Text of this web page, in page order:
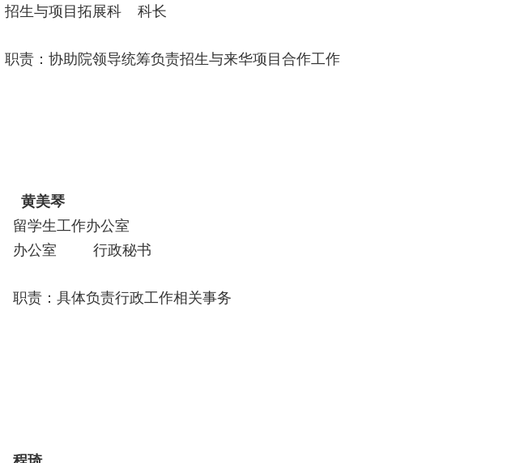
招生与项目拓展科 科长
职责：协助院领导统筹负责招生与来华项目合作工作
黄美琴
留学生工作办公室
办公室 行政秘书
职责：具体负责行政工作相关事务